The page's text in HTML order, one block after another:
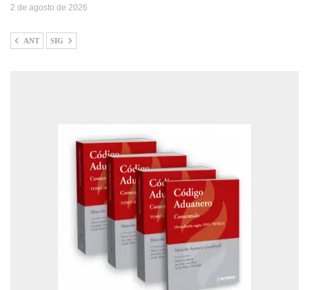
2 de agosto de 2026
ANT SIG